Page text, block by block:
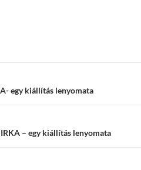
egy kiállítás lenyomata
– egy kiállítás lenyomata